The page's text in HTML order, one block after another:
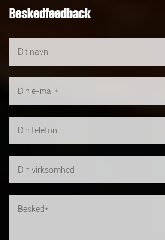
Beskedfeedback